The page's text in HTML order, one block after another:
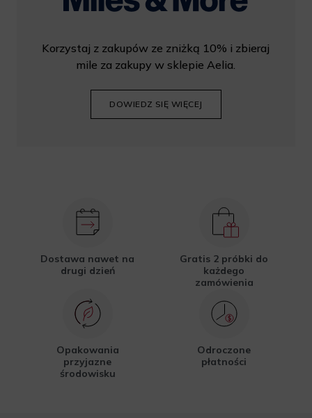
Korzystaj z zakupów ze zniżką 10% i zbieraj
mile za zakupy w sklepie Aelia.
DOWIEDZ SIĘ WIĘCEJ
Dostawa nawet na
drugi dzień
Gratis 2 próbki do
każdego
zamówienia
Opakowania
przyjazne
środowisku
Odroczone
płatności